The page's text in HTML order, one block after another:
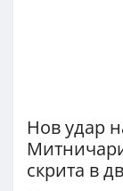
Нов удар
скрита в